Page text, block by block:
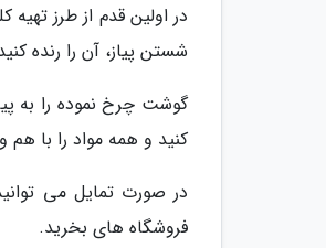
در اولین قدم از طرز
شستن پیاز، آن را رنده
گوشت چرخ نموده را به
کنید و همه مواد را با هم
در صورت تمایل می
فروشگاه های بخرید.